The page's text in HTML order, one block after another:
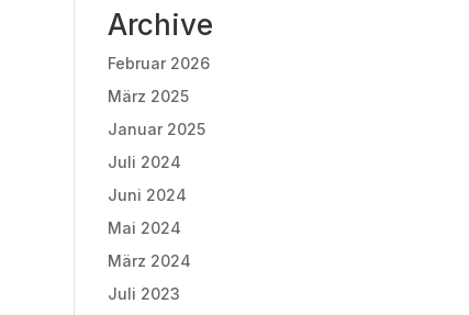
Archive
Februar 2026
März 2025
Januar 2025
Juli 2024
Juni 2024
Mai 2024
März 2024
Juli 2023